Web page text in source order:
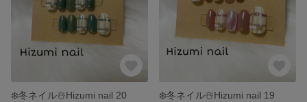
❄️冬ネイル☃️Hizumi nail 20
❄️冬ネイル☃️Hizumi nail 19